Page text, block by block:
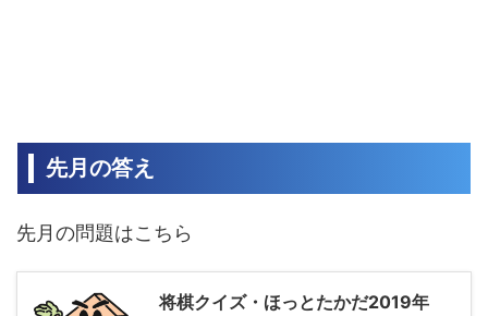
先月の答え
先月の問題はこちら
将棋クイズ・ほっとたかだ2019年